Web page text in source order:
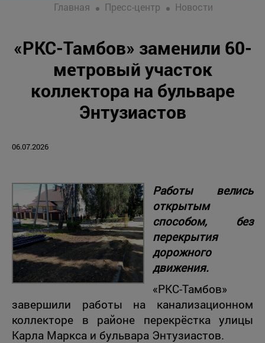
Главная Пресс-центр Новости
«РКС-Тамбов» заменили 60-
метровый участок
коллектора на бульваре
Энтузиастов
06.07.2026
Работы велись
открытым
способом, без
перекрытия
дорожного
движения.
«РКС-Тамбов»
завершили работы на канализационном
коллекторе в районе перекрёстка улицы
Карла Маркса и бульвара Энтузиастов.